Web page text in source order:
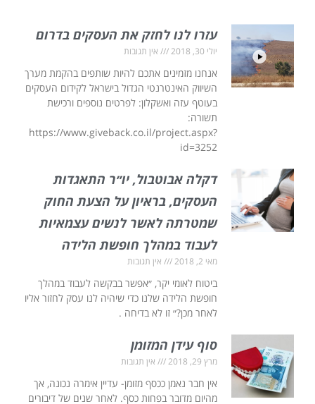
עזרו לנו לחזק את העסקים בדרום
יולי 30, 2018 אין תגובות
אנחנו מזמינים אתכם להיות שותפים בהקמת מערך
השיווק האינטרנטי הגדול בישראל לקידום העסקים
בעוטף עזה ואשקלון: לפרטים נוספים ורכישת
תשורה:
https://www.giveback.co.il/project.aspx?
id=3252
דקלה אבוטבול, יו״ר התאגדות
העסקים, בראיון על הצעת החוק
שמטרתה לאשר לנשים עצמאיות
לעבוד במהלך חופשת הלידה
מאי 2, 2018 אין תגובות
ביטוח לאומי יקר, ״אפשר בבקשה לעבוד במהלך
חופשת הלידה שלנו כדי שיהיה לנו עסק לחזור אליו
לאחר מכן?״ זו לא בדיחה .
סוף עידן המזומן
מרץ 29, 2018 אין תגובות
אין חבר נאמן ככסף מזומן- עדיין אימרה נכונה, אך
מהיום מדובר בפחות כסף. לאחר שנים של דיבורים